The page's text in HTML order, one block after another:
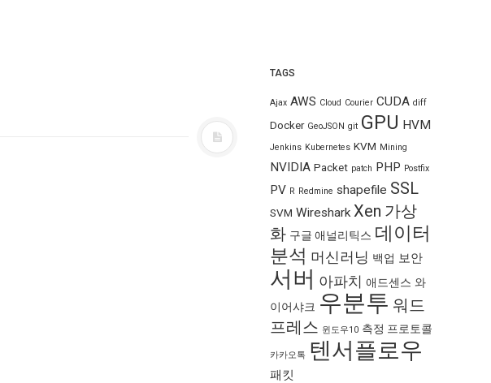
TAGS
Ajax AWS Cloud Courier CUDA diff
Docker GeoJSON git GPU HVM
Jenkins Kubernetes KVM Mining
NVIDIA Packet patch PHP Postfix
PV R Redmine shapefile SSL
SVM Wireshark Xen 가상
화 구글 애널리틱스 데이터
분석 머신러닝 백업 보안
서버 아파치 애드센스 와
이어샤크 우분투 워드
프레스 윈도우10 측정 프로토콜
카카오톡 텐서플로우
패킷